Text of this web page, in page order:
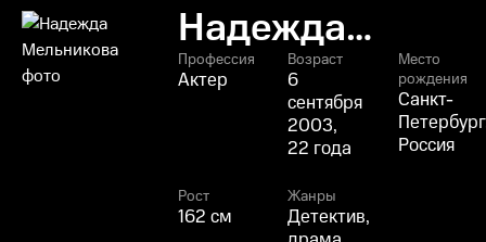
Надежда
Мельникова
Профессия
Актер
Возраст
6
сентября
2003,
22 года
Место
рождения
Санкт-
Россия
Рост
162 см
Жанры
Детектив,